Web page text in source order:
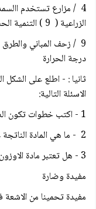
4 / مزارع تستخدم
الزراعية ( 9 ) التنمية الحضرية
درجة الحرارة
ثانيا : - اطلع على
الاسئلة التالية:
1 - اكتب خطوات تكون الضباب الدخاني على الشكل ؟
2 - ما هي المادة الناتجة عن تكون الضباب الدخاني؟ الاوزون
3 - هل تعتبر مادة الاوزون مفيدة ام ضاره ؟ وضح ذلك ؟
مفيدة وضارة
مفيدة تحمينا من